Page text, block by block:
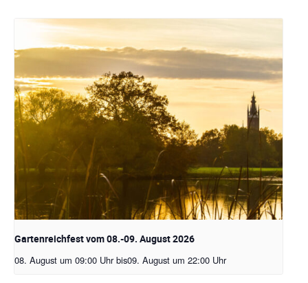
Gartenreichfest vom 08.-09. August 2026
08. August um 09:00 Uhr bis09. August um 22:00 Uhr